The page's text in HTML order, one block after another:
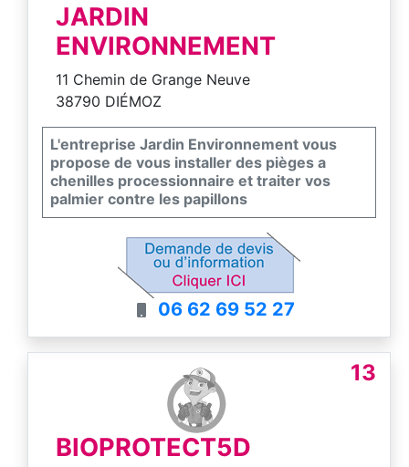
JARDIN
ENVIRONNEMENT
11 Chemin de Grange Neuve
38790 DIÉMOZ
L'entreprise Jardin Environnement vous
propose de vous installer des pièges a
chenilles processionnaire et traiter vos
palmier contre les papillons
06 62 69 52 27
13
BIOPROTECT5D